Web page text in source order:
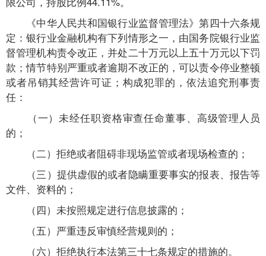
《中华人民共和国银行业监督管理法》第四十六条规
定：银行业金融机构有下列情形之一，由国务院银行业监
督管理机构责令改正，并处二十万元以上五十万元以下罚
款；情节特别严重或者逾期不改正的，可以责令停业整顿
或者吊销其经营许可证；构成犯罪的，依法追究刑事责
任：
（一）未经任职资格审查任命董事、高级管理人员
的；
（二）拒绝或者阻碍非现场监管或者现场检查的；
（三）提供虚假的或者隐瞒重要事实的报表、报告等
文件、资料的；
（四）未按照规定进行信息披露的；
（五）严重违反审慎经营规则的；
（六）拒绝执行本法第三十七条规定的措施的。